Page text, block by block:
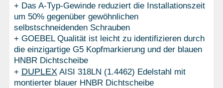
+ Das A-Typ-Gewinde reduziert die Installationszeit
um 50% gegenüber gewöhnlichen
selbstschneidenden Schrauben
+ GOEBEL Qualität ist leicht zu identifizieren durch
die einzigartige G5 Kopfmarkierung und der blauen
HNBR Dichtscheibe
+ DUPLEX AISI 318LN (1.4462) Edelstahl mit
montierter blauer HNBR Dichtscheibe